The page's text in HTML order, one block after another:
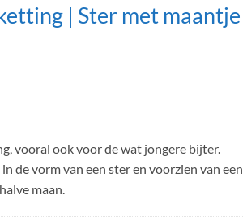
| Ster met maantje
vooral ook voor de wat jongere bijter.
de vorm van een ster en voorzien van een
maan.